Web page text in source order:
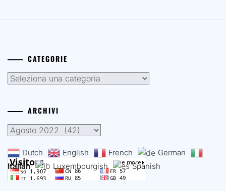
CATEGORIE
Categorie
ARCHIVI
Archivi
Dutch English French
German
Italian
Luxembourgish Spanish